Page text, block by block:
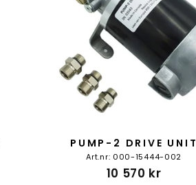
PUMP-2 DRIVE UNIT
Art.nr: 000-15444-002
10 570 kr